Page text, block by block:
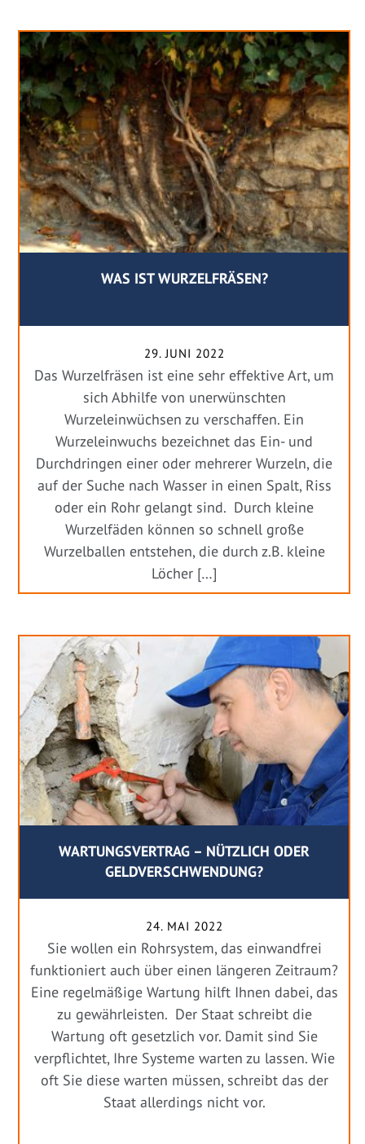
WAS IST WURZELFRÄSEN?
29. JUNI 2022
Das Wurzelfräsen ist eine sehr effektive Art, um
sich Abhilfe von unerwünschten
Wurzeleinwüchsen zu verschaffen. Ein
Wurzeleinwuchs bezeichnet das Ein- und
Durchdringen einer oder mehrerer Wurzeln, die
auf der Suche nach Wasser in einen Spalt, Riss
oder ein Rohr gelangt sind. Durch kleine
Wurzelfäden können so schnell große
Wurzelballen entstehen, die durch z.B. kleine
Löcher […]
WARTUNGSVERTRAG – NÜTZLICH ODER
GELDVERSCHWENDUNG?
24. MAI 2022
Sie wollen ein Rohrsystem, das einwandfrei
funktioniert auch über einen längeren Zeitraum?
Eine regelmäßige Wartung hilft Ihnen dabei, das
zu gewährleisten. Der Staat schreibt die
Wartung oft gesetzlich vor. Damit sind Sie
verpflichtet, Ihre Systeme warten zu lassen. Wie
oft Sie diese warten müssen, schreibt das der
Staat allerdings nicht vor.